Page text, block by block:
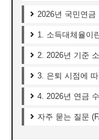
2026년 국민연
1. 소득대체율이
2. 2026년 기준
3. 은퇴 시점에
4. 2026년 연금
자주 묻는 질문